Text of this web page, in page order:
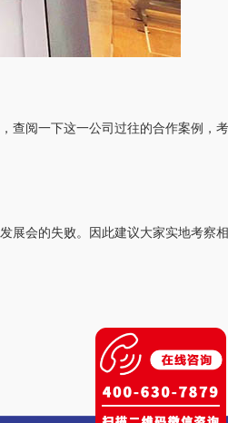
查阅一下这一公司过往的合作案例，
展会的失败。因此建议大家实地考察